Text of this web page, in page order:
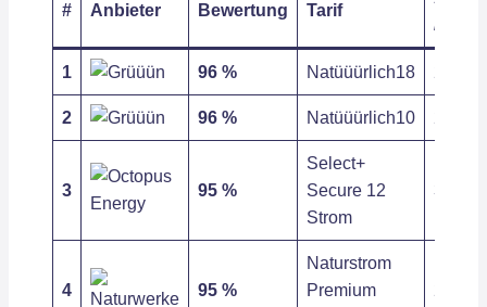
# Anbieter Bewertung Tarif
/ kWh
1 96 % Natüüürlich18
2 96 % Natüüürlich10
3 95 %
Select+
Secure 12
Strom
31,90
4 95 %
Naturstrom
Premium